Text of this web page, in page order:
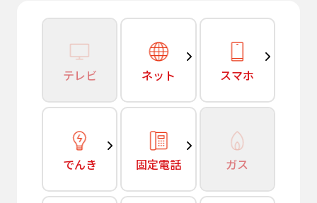
テレビ ネット スマホ
でんき 固定電話 ガス